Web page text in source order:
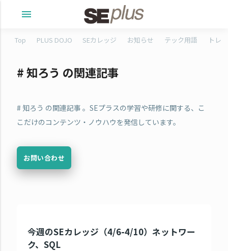
menu
Top PLUS DOJO SEカレッジ お知らせ テック用語 トレ
# 知ろう の関連記事
# 知ろう の関連記事 。SEプラスの学習や研修に関する、こ
こだけのコンテンツ・ノウハウを発信しています。
お問い合わせ
今週のSEカレッジ（4/6-4/10）ネットワー
ク、SQL